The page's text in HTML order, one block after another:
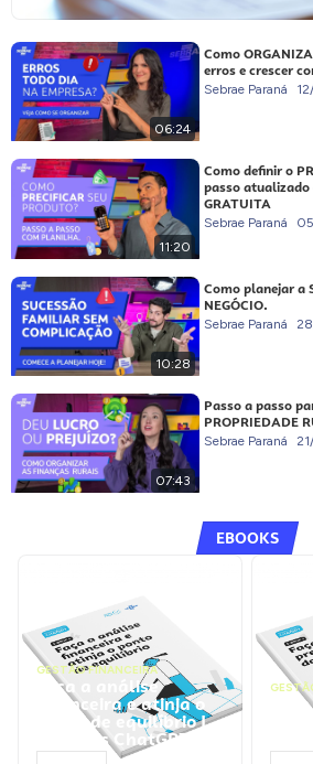
06:24
Como
erros e crescer
Sebrae Paraná
11:20
Como definir o
passo
GRATUITA
Sebrae Paraná
10:28
Como planejar a
NEGÓCIO.
Sebrae Paraná
07:43
Passo a passo
PROPRIEDADE
Sebrae Paraná
EBOOKS
GESTÃO FINANCEIRA
Faça a análise
financeira e atinja o
ponto de equilíbrio |
Prompts ChatGPT